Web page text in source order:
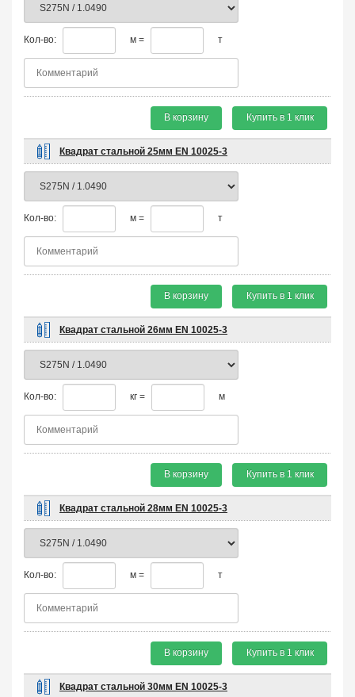
Кол-во: м = т
В корзину Купить в 1 клик
Квадрат стальной 25мм EN 10025-3
Кол-во: м = т
В корзину Купить в 1 клик
Квадрат стальной 26мм EN 10025-3
Кол-во: кг = м
В корзину Купить в 1 клик
Квадрат стальной 28мм EN 10025-3
Кол-во: м = т
В корзину Купить в 1 клик
Квадрат стальной 30мм EN 10025-3